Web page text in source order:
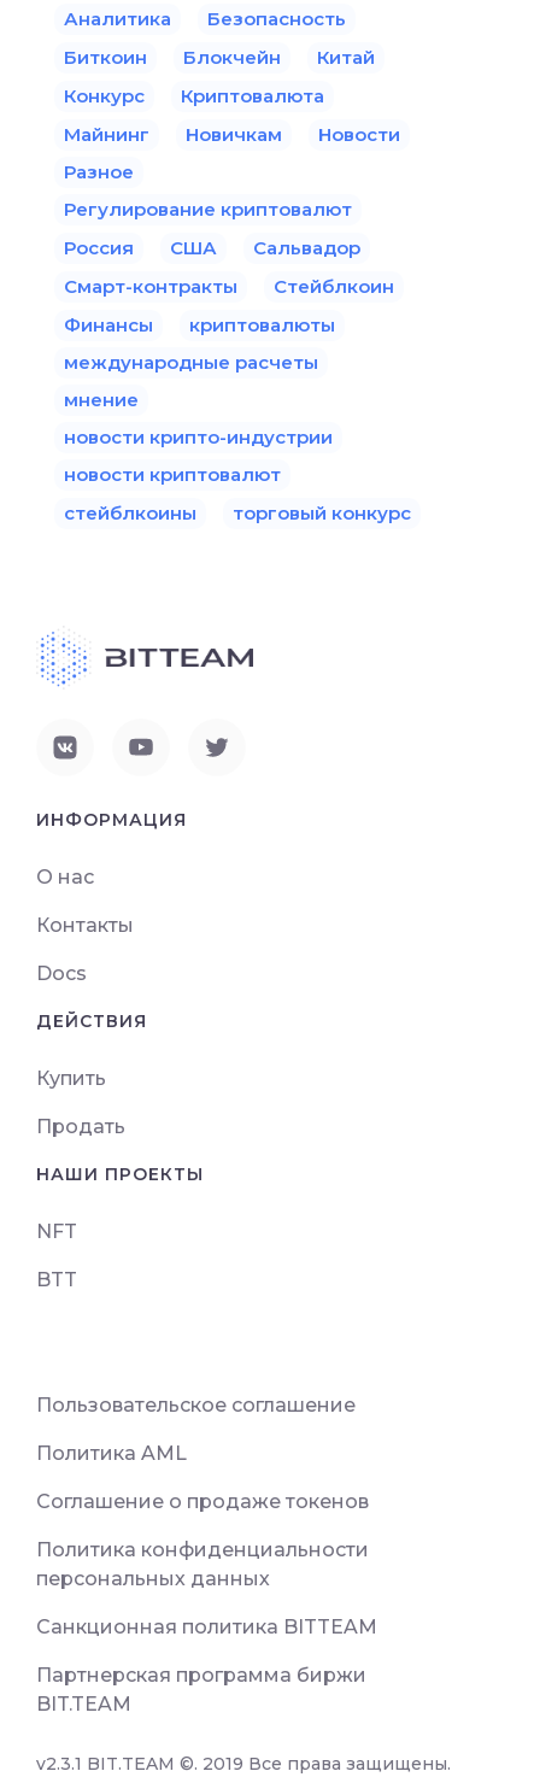
Аналитика
Безопасность
Биткоин
Блокчейн
Китай
Конкурс
Криптовалюта
Майнинг
Новичкам
Новости
Разное
Регулирование криптовалют
Россия
США
Сальвадор
Смарт-контракты
Стейблкоин
Финансы
криптовалюты
международные расчеты
мнение
новости крипто-индустрии
новости криптовалют
стейблкоины
торговый конкурс
ИНФОРМАЦИЯ
О нас
Контакты
Docs
ДЕЙСТВИЯ
Купить
Продать
НАШИ ПРОЕКТЫ
NFT
BTT
Пользовательское соглашение
Политика AML
Соглашение о продаже токенов
Политика конфиденциальности
персональных данных
Санкционная политика BITTEAM
Партнерская программа биржи
BIT.TEAM
v2.3.1 BIT.TEAM ©. 2019 Все права защищены.